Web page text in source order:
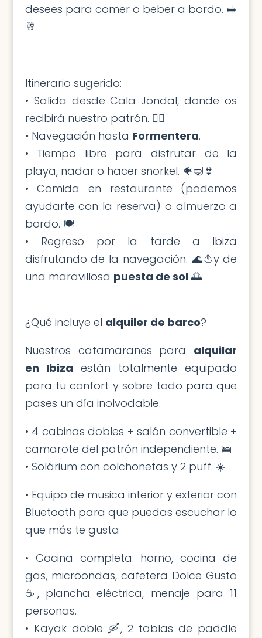
desees para comer o beber a bordo. 🥪
🥂
Itinerario sugerido:
• Salida desde Cala Jondal, donde os
recibirá nuestro patrón. 🧑‍✈️
• Navegación hasta Formentera.
• Tiempo libre para disfrutar de la
playa, nadar o hacer snorkel. 🐠🤿👙
• Comida en restaurante (podemos
ayudarte con la reserva) o almuerzo a
bordo. 🍽️
• Regreso por la tarde a Ibiza
disfrutando de la navegación. 🌊⛵️y de
una maravillosa puesta de sol🌅
¿Qué incluye el alquiler de barco?
Nuestros catamaranes para alquilar
en Ibiza están totalmente equipado
para tu confort y sobre todo para que
pases un día inolvodable.
• 4 cabinas dobles + salón convertible +
camarote del patrón independiente. 🛌
• Solárium con colchonetas y 2 puff. ☀️
• Equipo de musica interior y exterior con
Bluetooth para que puedas escuchar lo
que más te gusta
• Cocina completa: horno, cocina de
gas, microondas, cafetera Dolce Gusto
☕️, plancha eléctrica, menaje para 11
personas.
• Kayak doble 🛶, 2 tablas de paddle